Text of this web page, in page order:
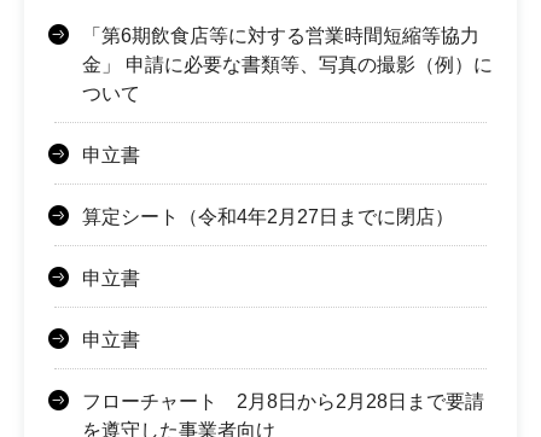
「第6期飲食店等に対する営業時間短縮等協力
金」 申請に必要な書類等、写真の撮影（例）に
ついて
申立書
算定シート（令和4年2月27日までに閉店）
申立書
申立書
フローチャート 2月8日から2月28日まで要請
を遵守した事業者向け